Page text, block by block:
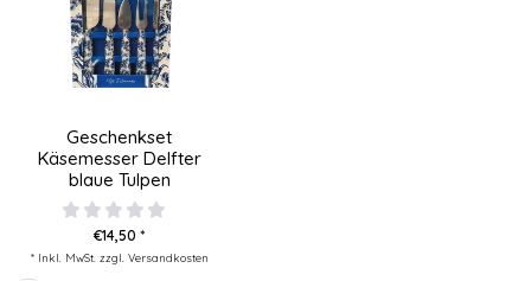
Geschenkset
Käsemesser Delfter
blaue Tulpen
€14,50 *
* Inkl. MwSt. zzgl. Versandkosten